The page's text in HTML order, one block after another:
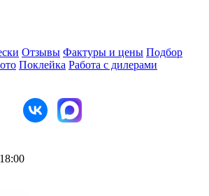
Отзывы Фактуры и цены Подбор
Поклейка Работа с дилерами